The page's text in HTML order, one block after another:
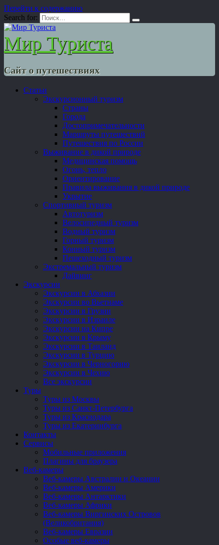
Перейти к содержанию
Search for:
Мир Туриста
Сайт о путешествиях
Статьи
Экскурсионный туризм
Страны
Города
Достопримечательности
Маршруты путешествий
Путешествия по России
Выживание в дикой природе
Медицинская помощь
Огонь, тепло
Ориентирование
Правила выживания в дикой природе
Укрытие
Спортивный туризм
Автотуризм
Велосипедный туризм
Водный туризм
Горный туризм
Конный туризм
Пешеходный туризм
Экстремальный туризм
Дайвинг
Экскурсии
Экскурсии в Абхазии
Экскурсии во Вьетнаме
Экскурсии в Грузии
Экскурсии в Израиле
Экскурсии на Кипре
Экскурсии в Крыму
Экскурсии в Таиланд
Экскурсии в Турцию
Экскурсии в Черногорию
Экскурсии в Чехию
Все экскурсии
Туры
Туры из Москвы
Туры из Санкт-Петербурга
Туры из Краснодара
Туры из Екатеринбурга
Контакты
Сервисы
Мобильные приложения
Плагины для браузера
Веб-камеры
Веб-камеры Австралии и Океании
Веб-камеры Америки
Веб-камеры Антарктики
Веб-камеры Африки
Веб-камеры Виргинских Островов
(Великобритания)
Веб-камеры Евразии
Особые веб-камеры